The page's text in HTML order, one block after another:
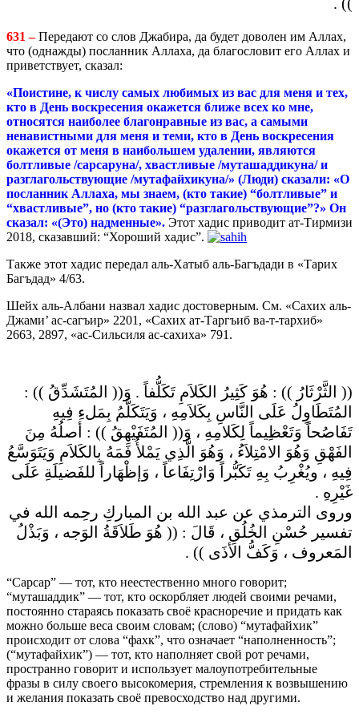
)) .
631 – Передают со слов Джабира, да будет доволен им Аллах,
что (однажды) посланник Аллаха, да благословит его Аллах и
приветствует, сказал:
«Поистине, к числу самых любимых из вас для меня и тех,
кто в День воскресения окажется ближе всех ко мне,
относятся наиболее благонравные из вас, а самыми
ненавистными для меня и теми, кто в День воскресения
окажется от меня в наибольшем удалении, являются
болтливые /сарсаруна/, хвастливые /муташаддикуна/ и
разглагольствующие /мутафайхикуна/» (Люди) сказали: «О
посланник Аллаха, мы знаем, (кто такие) “болтливые” и
“хвастливые”, но (кто такие) “разглагольствующие”?» Он
сказал: «(Это) надменные». Этот хадис приводит ат-Тирмизи
2018, сказавший: “Хороший хадис”.
Также этот хадис передал аль-Хатыб аль-Багъдади в «Тарих
Багъдад» 4/63.
Шейх аль-Албани назвал хадис достоверным. См. «Сахих аль-
Джами’ ас-сагъир» 2201, «Сахих ат-Таргъиб ва-т-тархиб»
2663, 2897, «ас-Сильсиля ас-сахиха» 791.
(( الثَّرْثَارُ )) : هُوَ كَثِيرُ الكَلاَمِ تَكَلُّفاً . وَ(( المُتَشَدِّقُ )) :
المُتَطَاوِلُ عَلَى النَّاسِ بِكَلاَمِهِ ، وَيَتَكَلَّمُ بِمَلءِ فِيهِ
تَفَاصُحاً وَتَعْظِيماً لِكَلامِهِ ، وَ(( المُتَفَيْهِقُ )) : أصلُهُ مِنَ
الفَهْقِ وَهُوَ الامْتِلاَءُ ، وَهُوَ الَّذِي يَمْلأُ فَمَهُ بِالكَلاَمِ وَيَتَوَسَّعُ
فِيهِ ، ويُغْرِبُ بِهِ تَكَبُّراً وَارْتِفَاعاً ، وَإظْهَاراً للفَضيلَةِ عَلَى
غَيْرِهِ .
وروى الترمذي عن عبد الله بن المباركِ رحِمه الله في
تفسير حُسْنِ الخُلُقِ ، قَالَ : (( هُوَ طَلاَقَةُ الوَجه ، وَبَذْلُ
المَعروف ، وَكَفُّ الأذَى )) .
“Сарсар” — тот, кто неестественно много говорит;
“муташаддик” — тот, кто оскорбляет людей своими речами,
постоянно стараясь показать своё красноречие и придать как
можно больше веса своим словам; (слово) “мутафайхик”
происходит от слова “фахк”, что означает “наполненность”;
(“мутафайхик”) — тот, кто наполняет свой рот речами,
пространно говорит и использует малоупотребительные
фразы в силу своего высокомерия, стремления к возвышению
и желания показать своё превосходство над другими.